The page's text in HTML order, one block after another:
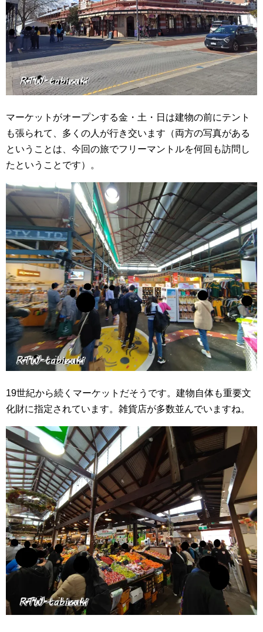
マーケットがオープンする金・土・日は建物の前にテント
も張られて、多くの人が行き交います（両方の写真がある
ということは、今回の旅でフリーマントルを何回も訪問し
たということです）。
19世紀から続くマーケットだそうです。建物自体も重要文
化財に指定されています。雑貨店が多数並んでいますね。